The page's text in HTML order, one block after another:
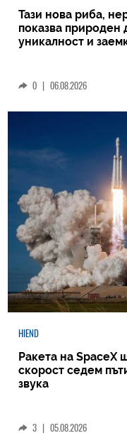
Тази нова риба,
показва природен
уникалност и
0 | 06.08.2026
HIEND
Ракета на SpaceX
скорост седем
звука
3 05.08.2026